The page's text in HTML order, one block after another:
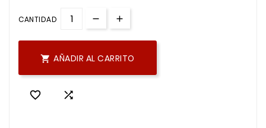
CANTIDAD
 AÑADIR AL CARRITO
 